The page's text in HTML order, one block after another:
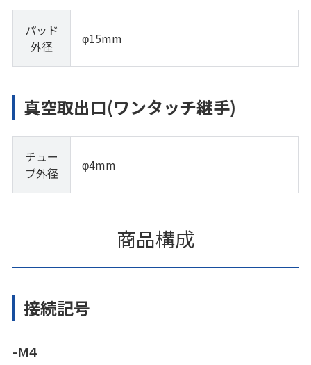
パッド
外径
φ15mm
真空取出口(ワンタッチ継手)
チュー
ブ外径
φ4mm
商品構成
接続記号
-M4